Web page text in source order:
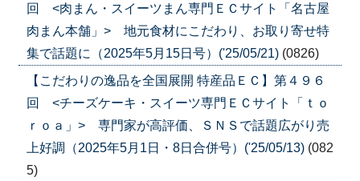
回 <肉まん・スイーツまん専門ＥＣサイト「名古屋
肉まん本舗」> 地元食材にこだわり、お取り寄せ特
集で話題に（2025年5月15日号）('25/05/21) (0826)
【こだわりの逸品を全国展開 特産品ＥＣ】第４９６
回 <チーズケーキ・スイーツ専門ＥＣサイト「ｔｏ
ｒｏａ」> 専門家が高評価、ＳＮＳで話題広がり売
上好調（2025年5月1日・8日合併号）('25/05/13) (082
5)